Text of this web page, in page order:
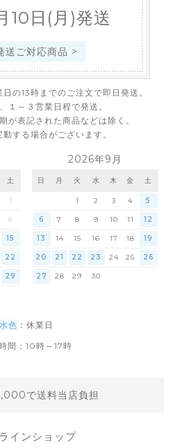
10 日 (月)発送
送ご対応商品 >
の13時までのご注文で即日発送。
１～３営業日程で発送。
が表記された商品などは除く。
する場合がございます。
土
1
8
15
22
29
2026年9月
日 月 火 水 木 金 土
1 2 3 4 5
6 7 8 9 10 11 12
13 14 15 16 17 18 19
20 21 22 23 24 25 26
27 28 29 30
水色 ：休業日
間：10時～17時
で送料当店負担
インショップ